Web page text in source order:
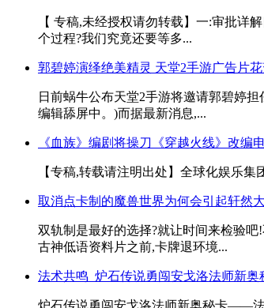
【 专稿,未经授权请勿转载】一:审批详
个过程?我们究竟还要等多...
郭碧婷演绎绝美精灵 天堂2手游广告片
日前蜗牛公布天堂2手游将邀请郭碧婷
编辑舔屏中。)而据最新消息,...
《血族》编剧将操刀《穿越火线》改编
【专稿,转载请注明出处】全球化娱乐
取消点卡制的魔兽世界为何会引起轩然
双轨制是最好的选择?就让时间来检验
古神低语资料片之前,卡牌退环境...
法术共鸣_炉石传说勇闯安戈洛法师新奥
炉石传说勇闯安戈洛法师新奥秘卡——法